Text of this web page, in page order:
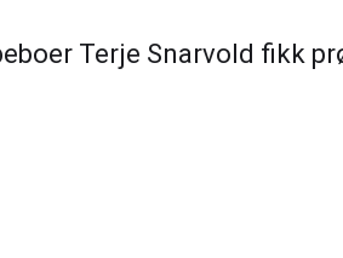
Terje Snarvold fikk